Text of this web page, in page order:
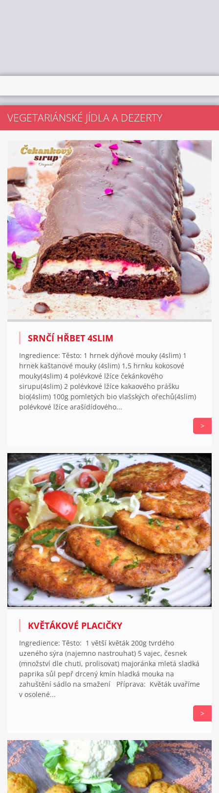
VEGETARIÁNSKÉ JÍDLA A DEZERTY
SRNČÍ HŘBET 4SLIM
Ingredience: Těsto: 1 hrnek dýňové mouky (4slim) 1
hrnek kaštanové mouky (4slim) 1,5 hrnku kokosové
mouky(4slim) 4 polévkové lžíce čekánkového
sirupu(4slim) 2 polévkové lžíce kakaového prášku
bio(4slim) 100g pomletých bio vlašských ořechů(4slim)
polévkové lžíce arašídídového...
>
KVĚTÁKOVÉ PLACIČKY
Ingredience: Těsto: 1 větší květák 200g tvrdého
uzeného sýra (najemno nastrouhat) 5 vajec, česnek
(množství dle chuti, prolisovat) majoránka mletá sladká
paprika sůl pepř drcený kmín hladká mouka na
zahuštění sádlo na smažení Příprava: Květák uvaříme
v osolené...
>